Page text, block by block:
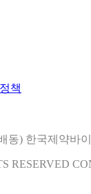
책
동) 한국제약바
RESERVED